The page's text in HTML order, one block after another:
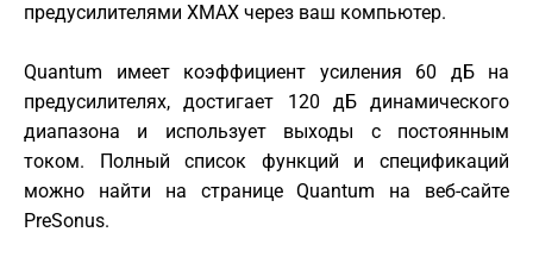
предусилителями XMAX через ваш компьютер.
Quantum имеет коэффициент усиления 60 дБ на
предусилителях, достигает 120 дБ динамического
диапазона и использует выходы с постоянным
током. Полный список функций и спецификаций
можно найти на странице Quantum на веб-сайте
PreSonus.